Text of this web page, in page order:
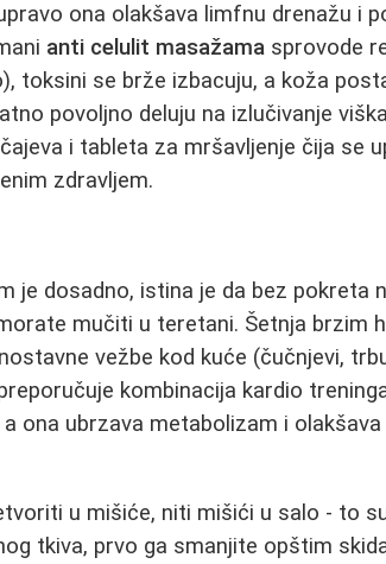
ona olakšava limfnu drenažu i
anti celulit masažama sprovode
toksini se brže izbacuju, a koža
povoljno deluju na izlučivanje
i tableta za mršavljenje čija se
zdravljem.
je dosadno, istina je da bez pokreta
mučiti u teretani. Šetnja brzim
vežbe kod kuće (čučnjevi,
kombinacija kardio
ona ubrzava metabolizam i olakšava
u mišiće, niti mišići u salo - to
tkiva, prvo ga smanjite opštim